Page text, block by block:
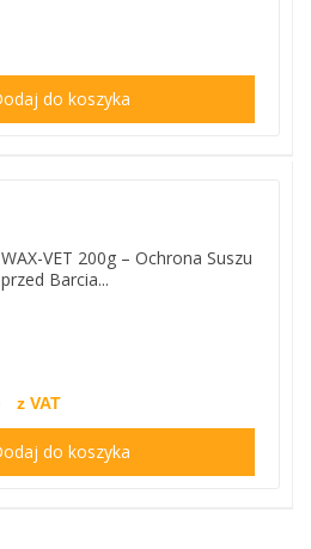
do koszyka
WAX-VET 200g – Ochrona Suszu
przed Barcia...
z VAT
do koszyka